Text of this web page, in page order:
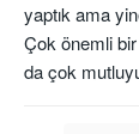
yaptık ama
Çok önemli
da çok